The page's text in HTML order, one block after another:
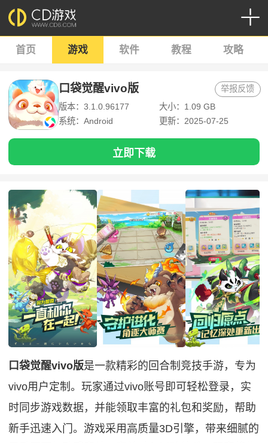
首页 游戏 软件 教程 攻略
口袋觉醒vivo版
版本：3.1.0.96177
大小：1.09 GB
系统：Android
更新：2025-07-25
举报反馈
立即下载
口袋觉醒vivo版是一款精彩的回合制竞技手游，专为
vivo用户定制。玩家通过vivo账号即可轻松登录，实
时同步游戏数据，并能领取丰富的礼包和奖励，帮助
新手迅速入门。游戏采用高质量3D引擎，带来细腻的